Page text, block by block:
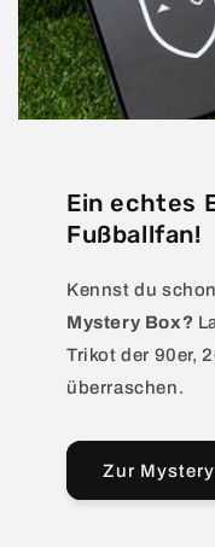
Ein echtes
Fußballfan!
Kennst du
Mystery Box?
Trikot der 90er,
überraschen.
Zur